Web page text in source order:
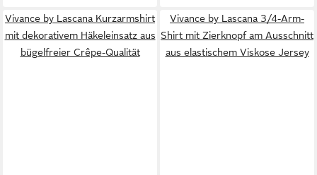
Vivance by Lascana Kurzarmshirt
mit dekorativem Häkeleinsatz aus
bügelfreier Crêpe-Qualität
Vivance by Lascana 3/4-Arm-
Shirt mit Zierknopf am Ausschnitt
aus elastischem Viskose Jersey